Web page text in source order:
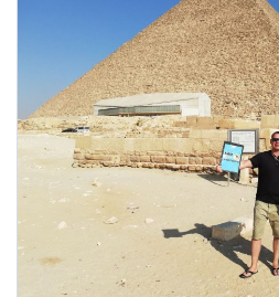
pharaonischen
Transfer nach Hurghada.